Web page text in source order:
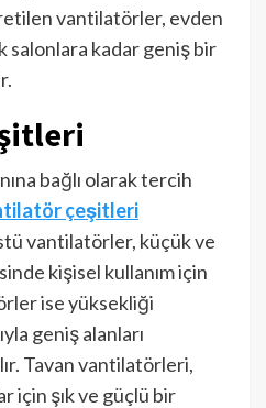
vantilatörler, evden
salonlara kadar geniş bir
bağlı olarak tercih
çeşitleri
vantilatörler, küçük ve
kişisel kullanım için
ise yüksekliği
geniş alanları
Tavan vantilatörleri,
için şık ve güçlü bir